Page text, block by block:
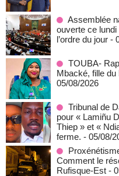
Assemblée
ouverte ce
l’ordre du jour -
TOUBA-
Mbacké, fille
05/08/2026
Tribunal de
pour « Lamiñu
Thiep » et «
ferme. - 05/08/
Comment le
Rufisque-Est -